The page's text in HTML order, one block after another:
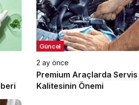
Güncel
2 ay önce
Premium Araçlarda Servis
Kalitesinin Önemi